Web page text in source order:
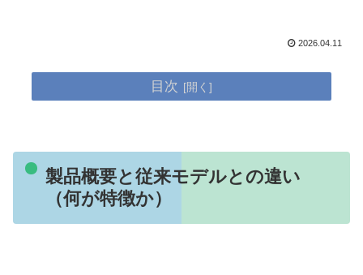
2026.04.11
目次
製品概要と従来モデルとの違い
（何が特徴か）